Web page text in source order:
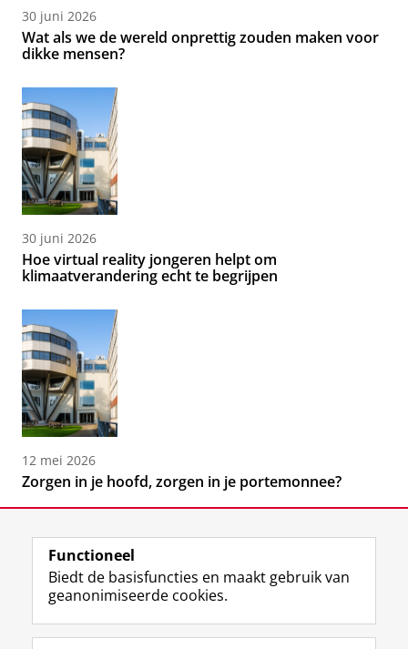
30 juni 2026
Wat als we de wereld onprettig zouden maken voor
dikke mensen?
30 juni 2026
Hoe virtual reality jongeren helpt om
klimaatverandering echt te begrijpen
12 mei 2026
Zorgen in je hoofd, zorgen in je portemonnee?
Volg de RUG
F
a
L
i
R
S
I
n
Y
o
Functioneel
Biedt de basisfuncties en maakt gebruik van
geanonimiseerde cookies.